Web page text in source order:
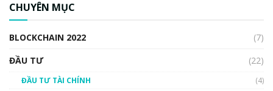
CHUYÊN MỤC
BLOCKCHAIN 2022
(7)
ĐẦU TƯ
(22)
ĐẦU TƯ TÀI CHÍNH
(4)